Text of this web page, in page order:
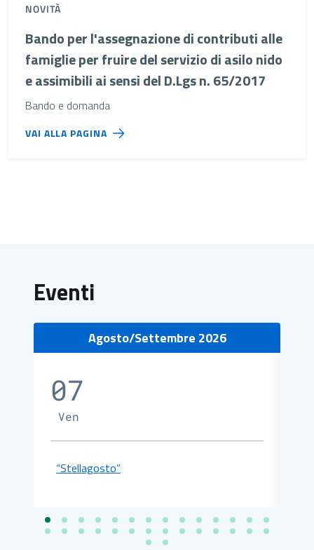
NOVITÀ
Bando per l'assegnazione di contributi alle
famiglie per fruire del servizio di asilo nido
e assimibili ai sensi del D.Lgs n. 65/2017
Bando e domanda
VAI ALLA PAGINA
Eventi
Agosto/Settembre 2026
07
Ven
“Stellagosto”